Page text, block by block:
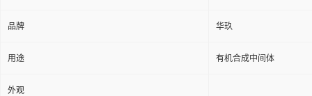
品牌 华玖
用途 有机合成中间体
外观